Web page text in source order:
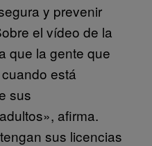
y prevenir
el vídeo de la
que la gente que
está
sus
afirma.
sus licencias